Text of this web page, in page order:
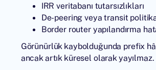
IRR veritabanı tutarsızlıkları
De-peering veya transit
Border router yapılandırma
Görünürlük kaybolduğunda prefix
ancak artık küresel olarak yayılmaz.